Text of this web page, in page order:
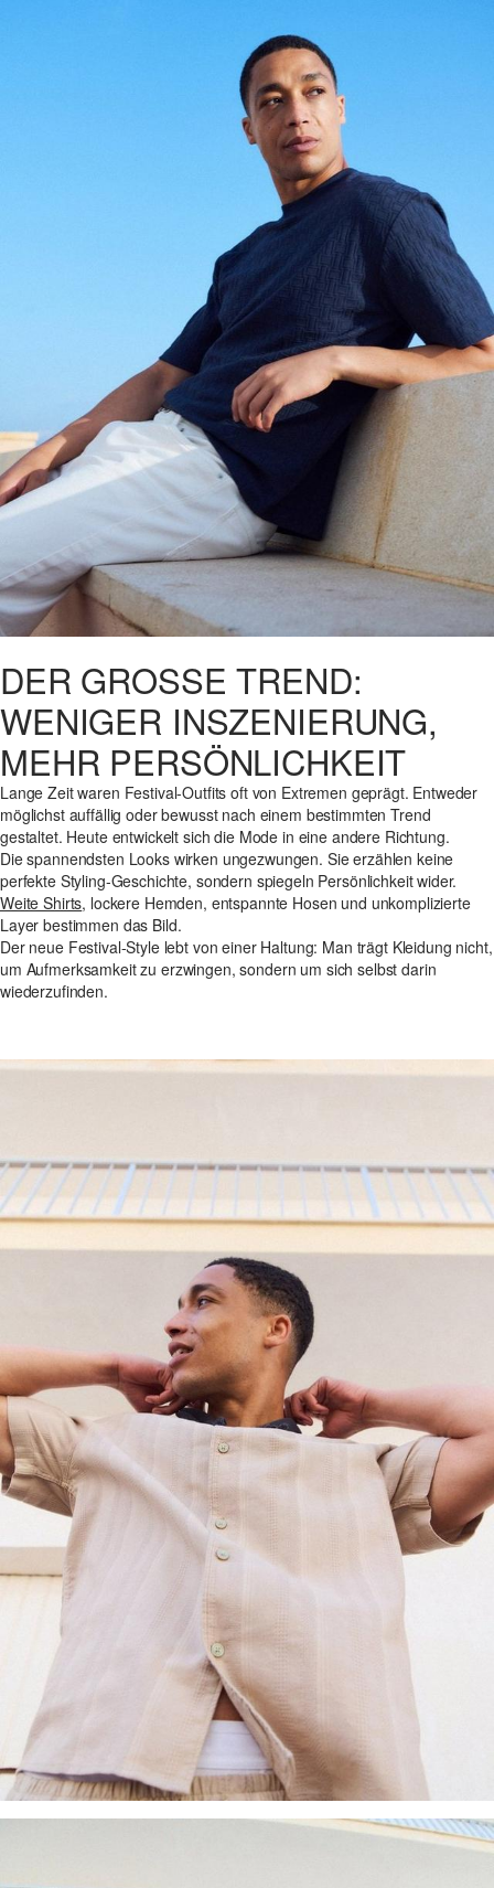
DER GROSSE TREND: W
ENIGER INSZENIERUNG, M
EHR PERSÖNLICHKEIT
Lange Zeit waren Festival-Outfits oft von Extremen geprägt. Entweder
möglichst auffällig oder bewusst nach einem bestimmten Trend
gestaltet. Heute entwickelt sich die Mode in eine andere Richtung.
Die spannendsten Looks wirken ungezwungen. Sie erzählen keine
perfekte Styling-Geschichte, sondern spiegeln Persönlichkeit wider.
Weite Shirts, lockere Hemden, entspannte Hosen und unkomplizierte
Layer bestimmen das Bild.
Der neue Festival-Style lebt von einer Haltung: Man trägt Kleidung nicht,
um Aufmerksamkeit zu erzwingen, sondern um sich selbst darin
wiederzufinden.